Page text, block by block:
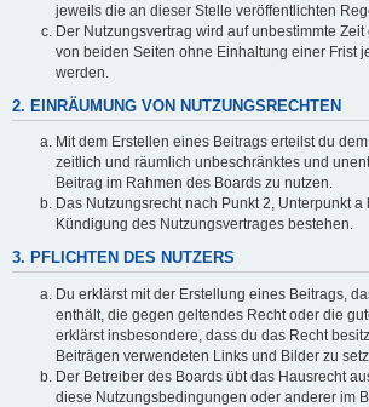
jeweils die an dieser Stelle veröffentlichten
Der Nutzungsvertrag wird auf unbestimmte
von beiden Seiten ohne Einhaltung einer Frist
werden.
2. EINRÄUMUNG VON NUTZUNGSRECHTEN
Mit dem Erstellen eines Beitrags erteilst du
zeitlich und räumlich unbeschränktes und
Beitrag im Rahmen des Boards zu nutzen.
Das Nutzungsrecht nach Punkt 2, Unterpunkt a
Kündigung des Nutzungsvertrages bestehen.
3. PFLICHTEN DES NUTZERS
Du erklärst mit der Erstellung eines Beitrags,
enthält, die gegen geltendes Recht oder die
erklärst insbesondere, dass du das Recht
Beiträgen verwendeten Links und Bilder zu
Der Betreiber des Boards übt das Hausrecht
diese Nutzungsbedingungen oder anderer im